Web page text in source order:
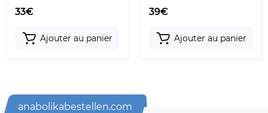
33€
Ajouter au panier
39€
Ajouter au panier
anabolikabestellen.com